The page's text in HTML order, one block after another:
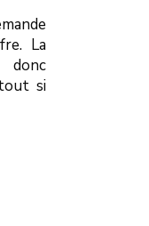
La
donc
si